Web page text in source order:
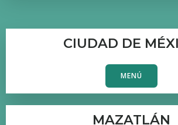
CIUDAD DE
MENÚ
MAZATLÁN